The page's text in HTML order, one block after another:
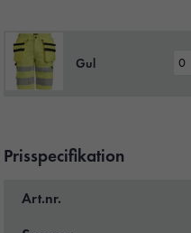
Gul
Prisspecifikation
Art.nr.